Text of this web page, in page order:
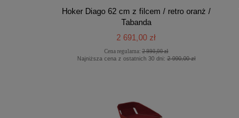
Hoker Diago 62 cm z filcem / retro oranż /
Tabanda
2 691,00 zł
Cena regularna:2 990,00 zł
Najniższa cena z ostatnich 30 dni:2 990,00 zł